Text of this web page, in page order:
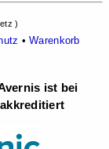
)
•Warenkorb
ist bei